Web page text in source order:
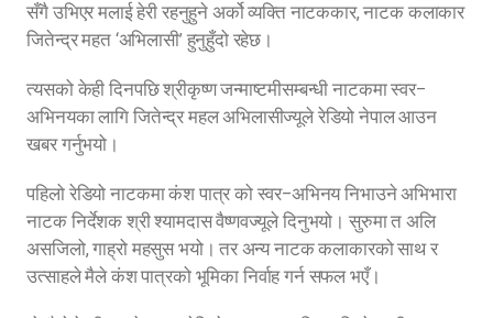
सँगै उभिएर मलाई हेरी रहनुहुने अर्को व्यक्ति नाटककार, नाटक कलाकार
जितेन्द्र महत ‘अभिलासी’ हुनुहुँदो रहेछ।
त्यसको केही दिनपछि श्रीकृष्ण जन्माष्टमीसम्बन्धी नाटकमा स्वर–
अभिनयका लागि जितेन्द्र महल अभिलासीज्यूले रेडियो नेपाल आउन
खबर गर्नुभयो।
पहिलो रेडियो नाटकमा कंश पात्र को स्वर–अभिनय निभाउने अभिभारा
नाटक निर्देशक श्री श्यामदास वैष्णवज्यूले दिनुभयो। सुरुमा त अलि
असजिलो, गाह्रो महसुस भयो। तर अन्य नाटक कलाकारको साथ र
उत्साहले मैले कंश पात्रको भूमिका निर्वाह गर्न सफल भएँ।